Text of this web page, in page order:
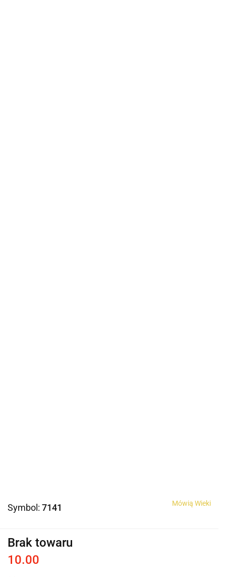
Symbol: 7141 Mówią Wieki
Brak towaru
10.00